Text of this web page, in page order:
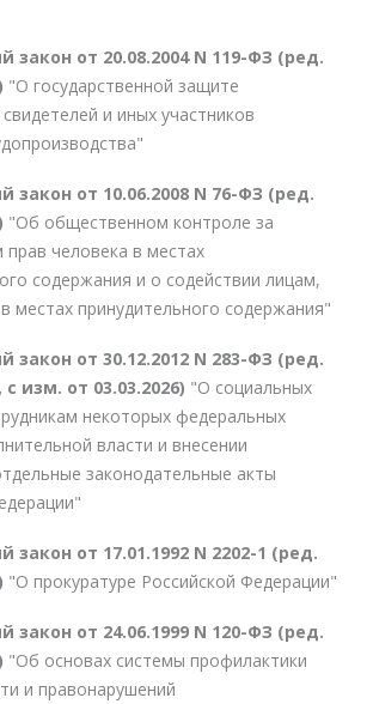
закон от 20.08.2004 N 119-ФЗ (ред.
"О государственной защите
и иных участников
закон от 10.06.2008 N 76-ФЗ (ред.
"Об общественном контроле за
прав человека в местах
содержания и о содействии лицам,
местах принудительного содержания"
закон от 30.12.2012 N 283-ФЗ (ред.
с изм. от 03.03.2026) "О социальных
некоторых федеральных
власти и внесении
законодательные акты
закон от 17.01.1992 N 2202-1 (ред.
"О прокуратуре Российской Федерации"
закон от 24.06.1999 N 120-ФЗ (ред.
"Об основах системы профилактики
и правонарушений